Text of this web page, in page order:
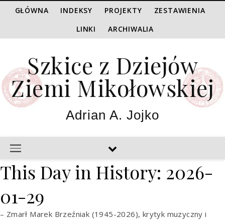
GŁÓWNA INDEKSY PROJEKTY
ZESTAWIENIA
LINKI
ARCHIWALIA
Szkice z Dziejów
Ziemi Mikołowskiej
Adrian A. Jojko
This Day in History: 2026-
01-29
– Zmarł Marek Brzeźniak (1945-2026), krytyk muzyczny i